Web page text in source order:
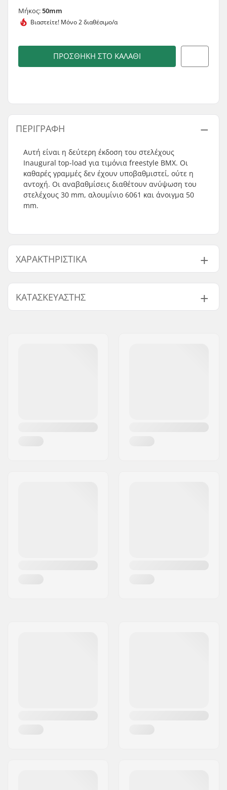
Μήκος:50mm
Βιαστείτε! Μόνο 2 διαθέσιμο/α
ΠΡΟΣΘΉΚΗ ΣΤΟ ΚΑΛΆΘΙ
ΠΕΡΙΓΡΑΦΉ
Αυτή είναι η δεύτερη έκδοση του στελέχους
Inaugural top-load για τιμόνια freestyle BMX. Οι
καθαρές γραμμές δεν έχουν υποβαθμιστεί, ούτε η
αντοχή. Οι αναβαθμίσεις διαθέτουν ανύψωση του
στελέχους 30 mm, αλουμίνιο 6061 και άνοιγμα 50
mm.
ΧΑΡΑΚΤΗΡΙΣΤΙΚΆ
Είδος λαιμού/μήκος:
50mm, Top load
Rise λαιμού:
Διάμετρος λαιμού:
22.2mm
ΚΑΤΑΣΚΕΥΑΣΤΉΣ